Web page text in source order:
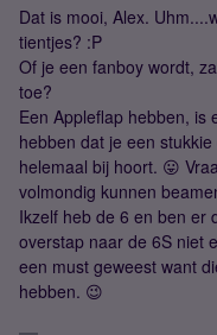
Dat is mooi, Alex.
tientjes? :P
Of je een fanboy wordt,
toe?
Een Appleflap hebben, is
hebben dat je een
helemaal bij hoort. 😛
volmondig kunnen
Ikzelf heb de 6 en ben er
overstap naar de 6S niet
een must geweest want
hebben. 😉